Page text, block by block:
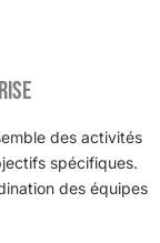
des activités
spécifiques.
des équipes